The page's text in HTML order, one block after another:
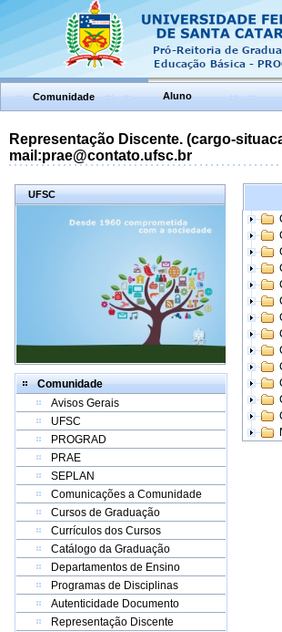
Comunidade Aluno
Representação Discente. (cargo-
mail:prae@contato.ufsc.br
UFSC
Comunidade
Avisos Gerais
UFSC
PROGRAD
PRAE
SEPLAN
Comunicações a Comunidade
Cursos de Graduação
Currículos dos Cursos
Catálogo da Graduação
Departamentos de Ensino
Programas de Disciplinas
Autenticidade Documento
Representação Discente